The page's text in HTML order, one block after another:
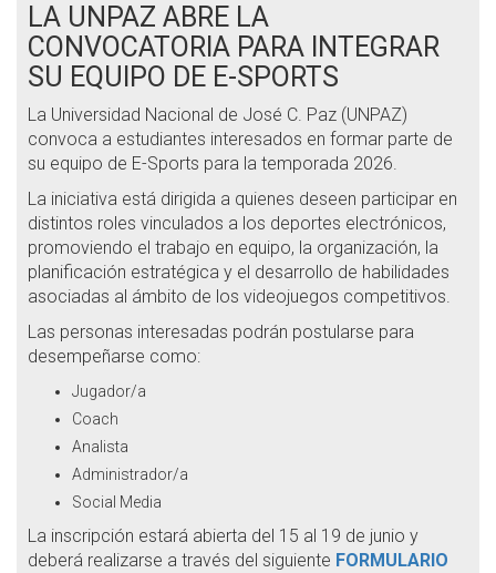
LA UNPAZ ABRE LA
CONVOCATORIA PARA INTEGRAR
SU EQUIPO DE E-SPORTS
La Universidad Nacional de José C. Paz (UNPAZ)
convoca a estudiantes interesados en formar parte de
su equipo de E-Sports para la temporada 2026.
La iniciativa está dirigida a quienes deseen participar en
distintos roles vinculados a los deportes electrónicos,
promoviendo el trabajo en equipo, la organización, la
planificación estratégica y el desarrollo de habilidades
asociadas al ámbito de los videojuegos competitivos.
Las personas interesadas podrán postularse para
desempeñarse como:
Jugador/a
Coach
Analista
Administrador/a
Social Media
La inscripción estará abierta del 15 al 19 de junio y
deberá realizarse a través del siguiente FORMULARIO